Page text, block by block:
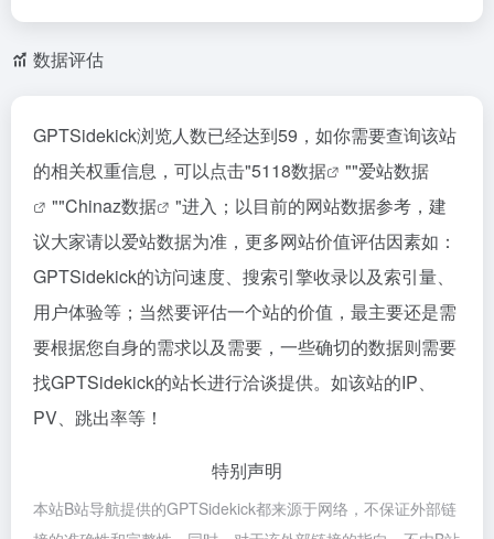
数据评估
GPTSidekick浏览人数已经达到59，如你需要查询该站
的相关权重信息，可以点击"5118数据 ""爱站数据
""Chinaz数据
"进入；以目前的网站数据参考，建
议大家请以爱站数据为准，更多网站价值评估因素如：
GPTSidekick的访问速度、搜索引擎收录以及索引量、
用户体验等；当然要评估一个站的价值，最主要还是需
要根据您自身的需求以及需要，一些确切的数据则需要
找GPTSidekick的站长进行洽谈提供。如该站的IP、
PV、跳出率等！
特别声明
本站B站导航提供的GPTSidekick都来源于网络，不保证外部链